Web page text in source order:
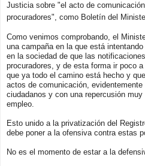
Justicia sobre "el acto de
procuradores", como Boletín del
Como venimos comprobando, el
una campaña en la que está
en la sociedad de que las
procuradores, y de esta forma ir poco
que ya todo el camino está hecho y
actos de comunicación,
ciudadanos y con una repercusión muy
empleo.
Esto unido a la privatización del
debe poner a la ofensiva contra estas
No es el momento de estar a la